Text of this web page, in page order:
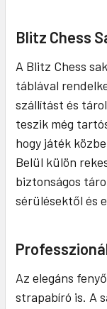
Blitz Chess
A Blitz Chess
táblával
szállítást és
teszik még
hogy játék
Belül külön
biztonságos
sérülésektől és
Az elegáns
strapabíró is. A